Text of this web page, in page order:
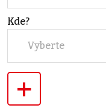
Kde?
Vyberte
+